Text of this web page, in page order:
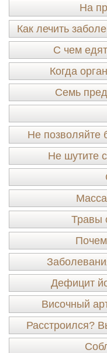
На
Как лечить
С чем
Когда
Семь
Не позволяйте
Не шутите
Травы
Дефицит
Височный
Расстроился?